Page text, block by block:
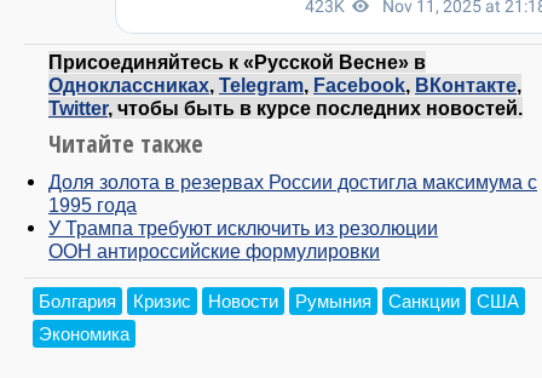
Присоединяйтесь к «Русской Весне» в
Одноклассниках, Telegram, Facebook, ВКонтакте,
Twitter, чтобы быть в курсе последних новостей.
Читайте также
Доля золота в резервах России достигла максимума с
1995 года
У Трампа требуют исключить из резолюции
ООН антироссийские формулировки
Болгария Кризис Новости Румыния Санкции
США
Экономика